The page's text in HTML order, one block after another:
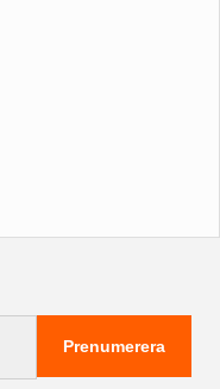
Prenumerera